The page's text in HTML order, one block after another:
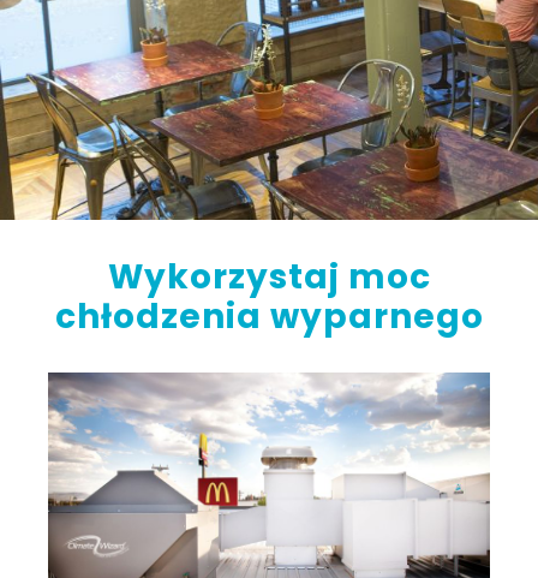
Wykorzystaj moc
chłodzenia wyparnego